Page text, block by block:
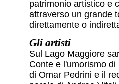
patrimonio artistico e
attraverso un grande
direttamente o
Gli artisti
Sul Lago Maggiore
Conte e l'umorismo
di Omar Pedrini e il